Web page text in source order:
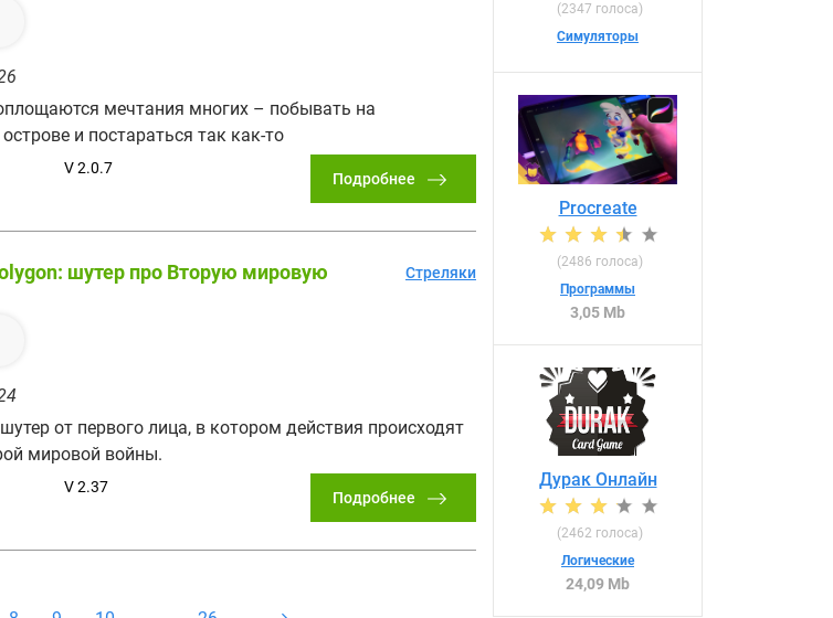
мечтания многих – побывать на
и постараться так как-то
V 2.0.7
Подробнее
шутер про Вторую мировую
от первого лица, в котором действия происходят
мировой войны.
V 2.37
Стреляки
Подробнее
(2347 голоса)
Симуляторы
Procreate
(2486 голоса)
Программы
3,05 Mb
Дурак Онлайн
(2462 голоса)
Логические
24,09 Mb